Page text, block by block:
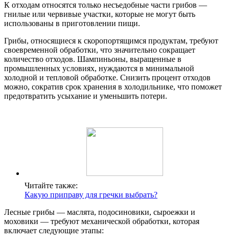
К отходам относятся только несъедобные части грибов —
гнилые или червивые участки, которые не могут быть
использованы в приготовлении пищи.
Грибы, относящиеся к скоропортящимся продуктам, требуют
своевременной обработки, что значительно сокращает
количество отходов. Шампиньоны, выращенные в
промышленных условиях, нуждаются в минимальной
холодной и тепловой обработке. Снизить процент отходов
можно, сократив срок хранения в холодильнике, что поможет
предотвратить усыхание и уменьшить потери.
Читайте также:
Какую приправу для гречки выбрать?
Лесные грибы — маслята, подосиновики, сыроежки и
моховики — требуют механической обработки, которая
включает следующие этапы: